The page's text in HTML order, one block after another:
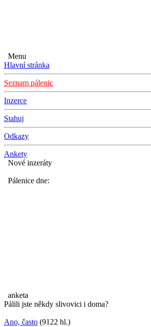
Menu
Hlavní stránka
Seznam pálenic
Inzerce
Stahuj
Odkazy
Ankety
Nové inzeráty
Pálenice dne:
anketa
Pálili jste někdy slivovici i doma?
Ano, často (9122 hl.)